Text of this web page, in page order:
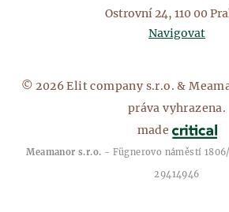
Ostrovní 24, 110 00
Navigovat
© 2026 Elit company s.r.o. &
práva vyhrazena.
made
Meamanor s.r.o. - Fügnerovo náměstí
29414946